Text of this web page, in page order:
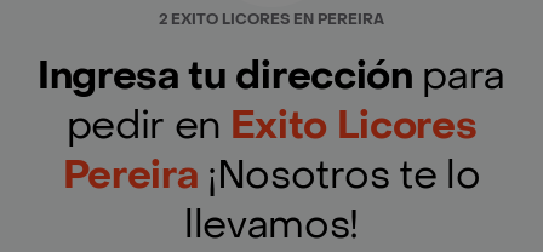
2 EXITO LICORES EN PEREIRA
Ingresa tu dirección para
pedir en Exito Licores
Pereira ¡Nosotros te lo
llevamos!